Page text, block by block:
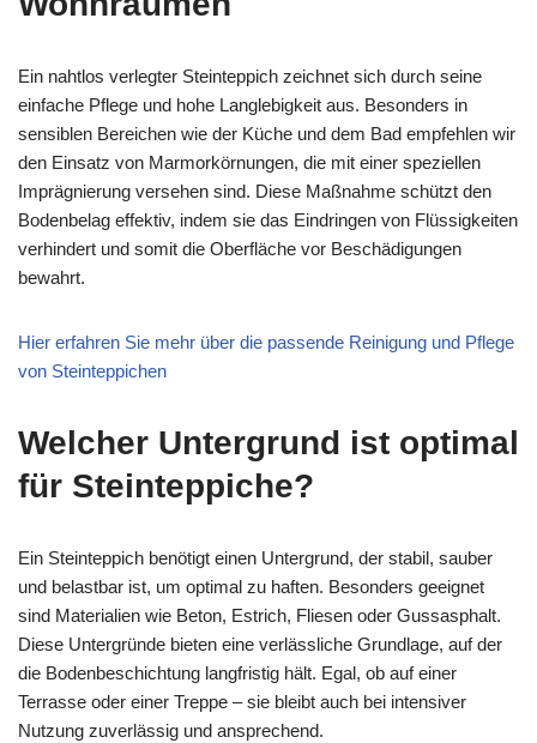
Ein nahtlos verlegter Steinteppich zeichnet sich durch seine
einfache Pflege und hohe Langlebigkeit aus. Besonders in
sensiblen Bereichen wie der Küche und dem Bad empfehlen wir
den Einsatz von Marmorkörnungen, die mit einer speziellen
Imprägnierung versehen sind. Diese Maßnahme schützt den
Bodenbelag effektiv, indem sie das Eindringen von Flüssigkeiten
verhindert und somit die Oberfläche vor Beschädigungen
bewahrt.
Hier erfahren Sie mehr über die passende Reinigung und Pflege
von Steinteppichen
Welcher Untergrund ist optimal
für Steinteppiche?
Ein Steinteppich benötigt einen Untergrund, der stabil, sauber
und belastbar ist, um optimal zu haften. Besonders geeignet
sind Materialien wie Beton, Estrich, Fliesen oder Gussasphalt.
Diese Untergründe bieten eine verlässliche Grundlage, auf der
die Bodenbeschichtung langfristig hält. Egal, ob auf einer
Terrasse oder einer Treppe – sie bleibt auch bei intensiver
Nutzung zuverlässig und ansprechend.